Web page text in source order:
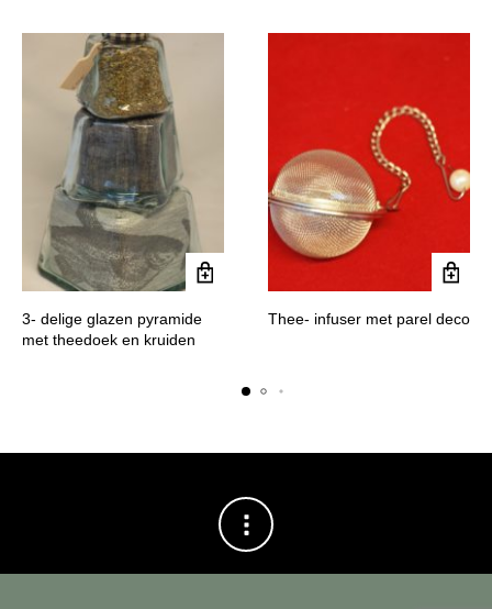
3- delige glazen pyramide
met theedoek en kruiden
Thee- infuser met parel deco